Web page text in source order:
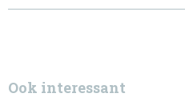
Ook interessant